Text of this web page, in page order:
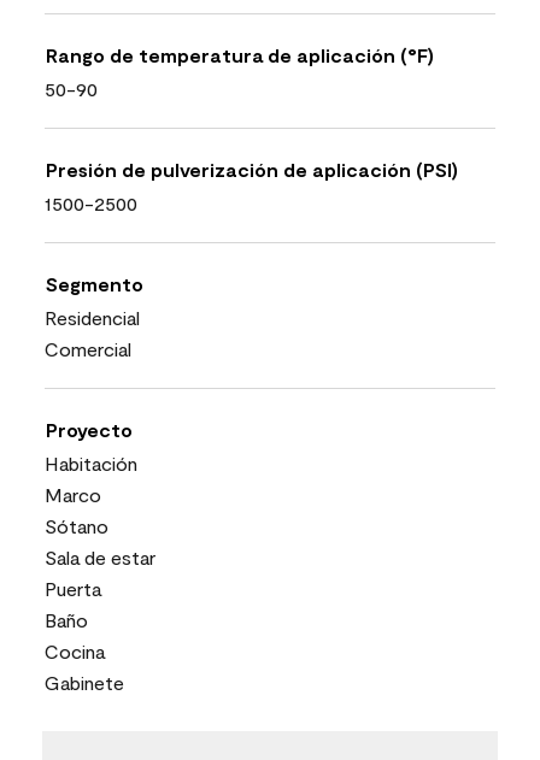
Rango de temperatura de aplicación (°F)
50-90
Presión de pulverización de aplicación (PSI)
1500-2500
Segmento
Residencial
Comercial
Proyecto
Habitación
Marco
Sótano
Sala de estar
Puerta
Baño
Cocina
Gabinete